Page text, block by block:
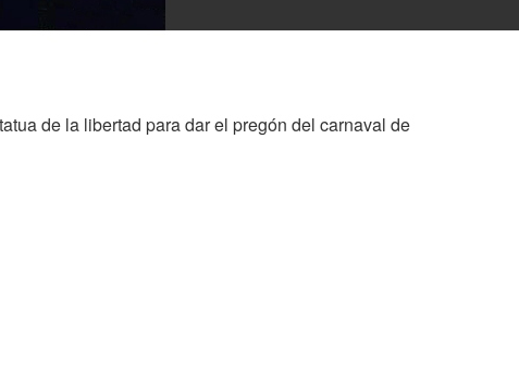
de la libertad para dar el pregón del carnaval de